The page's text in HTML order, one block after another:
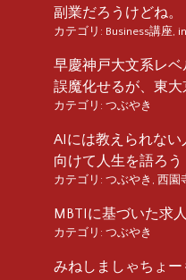
副業だろうけどね。
カテゴリ: Business講座
早慶神戸大文系レ
誤魔化せるが、東
カテゴリ: つぶやき
AIには教えられな
向けて人生を語ろ
カテゴリ: つぶやき 西園
MBTIに基づいた求
カテゴリ: つぶやき
みねしましゃちょ